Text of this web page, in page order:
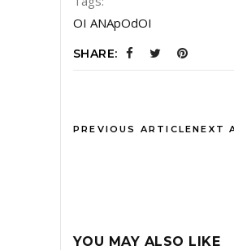
OI ANApOdOI
SHARE:
PREVIOUS ARTICLENEXT
YOU MAY ALSO LIKE